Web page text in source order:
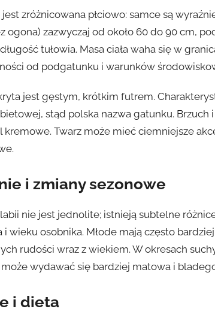
zróżnicowana płciowo: samce są
ogona) zazwyczaj od około 60 do 90 cm,
tułowia. Masa ciała waha się w
od podgatunku i warunków
jest gęstym, krótkim futrem.
stąd polska nazwa gatunku.
kremowe. Twarz może mieć ciemniejsze
i zmiany sezonowe
nie jest jednolite; istnieją subtelne
i wieku osobnika. Młode mają często
rudości wraz z wiekiem. W okresach
wydawać się bardziej matowa i
i dieta